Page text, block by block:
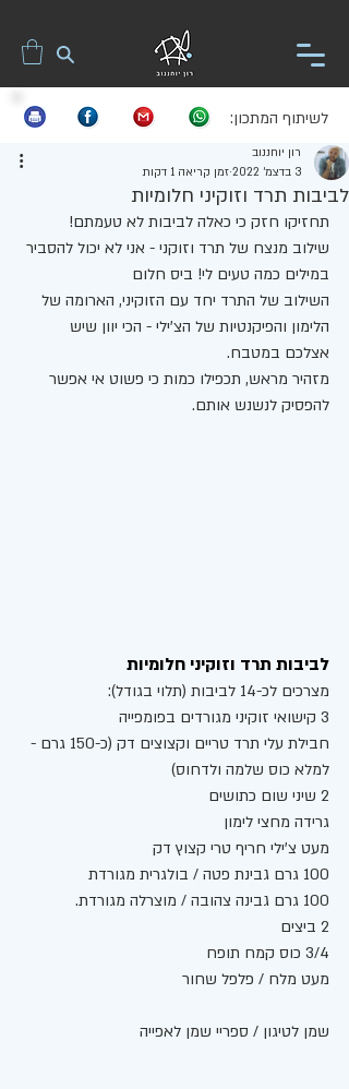
לשיתוף המתכון:
לביבות תרד וזוקיני חלומיות
רון יוחננוב
3 בדצמ׳ 2022
זמן קריאה 1 דקות
תחזיקו חזק כי כאלה לביבות לא טעמתם!
שילוב מנצח של תרד וזוקני - אני לא יכול להסביר
במילים כמה טעים לי! ביס חלום
השילוב של התרד יחד עם הזוקיני, הארומה של
הלימון והפיקנטיות של הצ'ילי - הכי יוון שיש
אצלכם במטבח.
מזהיר מראש, תכפילו כמות כי פשוט אי אפשר
להפסיק לנשנש אותם.
לביבות תרד וזוקיני חלומיות
מצרכים לכ-14 לביבות (תלוי בגודל):
3 קישואי זוקיני מגורדים בפומפייה
חבילת עלי תרד טריים וקצוצים דק (כ-150 גרם -
למלא כוס שלמה ולדחוס)
2 שיני שום כתושים
גרידה מחצי לימון
מעט צ'ילי חריף טרי קצוץ דק
100 גרם גבינת פטה / בולגרית מגורדת
100 גרם גבינה צהובה / מוצרלה מגורדת.
2 ביצים
3/4 כוס קמח תופח
מעט מלח / פלפל שחור
שמן לטיגון / ספריי שמן לאפייה